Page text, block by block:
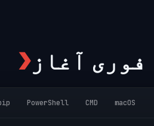
❯فوری آغاز
PowerShell CMD macOS